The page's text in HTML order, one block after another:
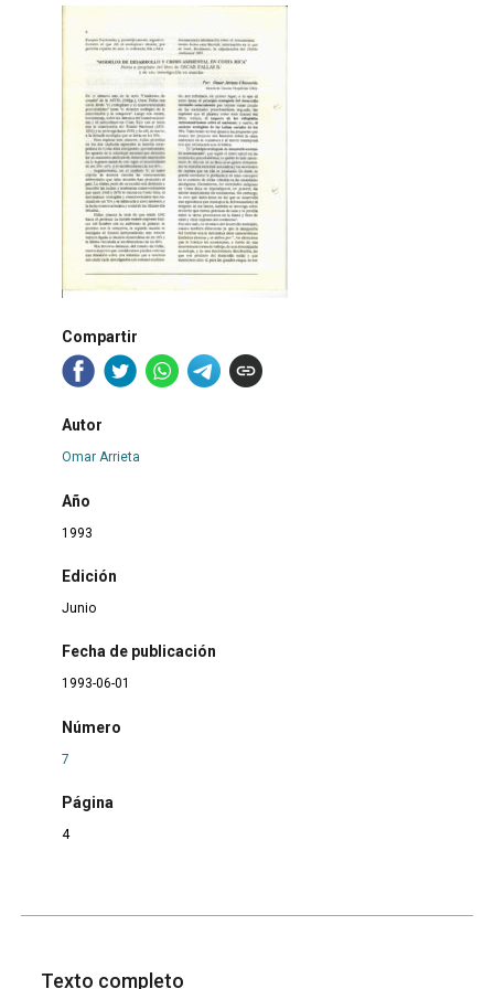
Compartir
Autor
Omar Arrieta
Año
1993
Edición
Junio
Fecha de publicación
1993-06-01
Número
7
Página
4
Texto completo